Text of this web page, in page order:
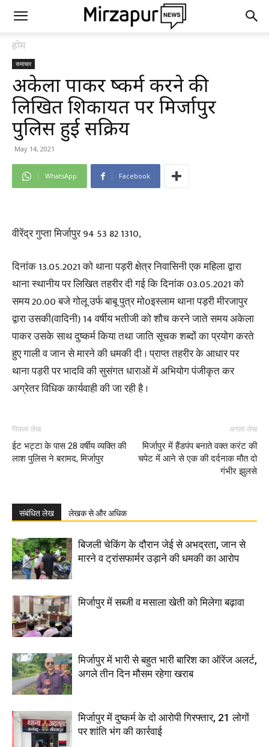
होम
समाचार
अकेला पाकर दुष्कर्म करने की
लिखित शिकायत पर मिर्जापुर
पुलिस हुई सक्रिय
May 14, 2021
WhatsApp Facebook
वीरेंद्र गुप्ता मिर्जापुर 94 53 82 1310,
दिनांक 13.05.2021 को थाना पड़री क्षेत्र निवासिनी एक महिला द्वारा
थाना स्थानीय पर लिखित तहरीर दी गई कि दिनांक 03.05.2021 को
समय 20.00 बजे गोलू उर्फ बाबू पुत्र मो0इस्लाम थाना पड़री मीरजापुर
द्वारा उसकी(वादिनी) 14 वर्षीय भतीजी को शौच करने जाते समय अकेला
पाकर उसके साथ दुष्कर्म किया तथा जाति सूचक शब्दों का प्रयोग करते
हुए गाली व जान से मारने की धमकी दी । प्राप्त तहरीर के आधार पर
थाना पड़री पर भादवि की सुसंगत धाराओं में अभियोग पंजीकृत कर
अग्रेतर विधिक कार्यवाही की जा रही है ।
पिछला लेख
ईट भट्टा के पास 28 वर्षीय व्यक्ति की
लाश पुलिस ने बरामद, मिर्जापुर
अगला लेख
मिर्जापुर में हैंडपंप बनाते वक्त करंट की
चपेट में आने से एक की दर्दनाक मौत दो
गंभीर झुलसे
संबंधित लेख लेखक से और अधिक
बिजली चेकिंग के दौरान जेई से अभद्रता, जान से
मारने व ट्रांसफार्मर उड़ाने की धमकी का आरोप
मिर्जापुर में सब्जी व मसाला खेती को मिलेगा बढ़ावा
मिर्जापुर में भारी से बहुत भारी बारिश का ऑरेंज अलर्ट,
अगले तीन दिन मौसम रहेगा खराब
मिर्जापुर में दुष्कर्म के दो आरोपी गिरफ्तार, 21 लोगों
पर शांति भंग की कार्रवाई